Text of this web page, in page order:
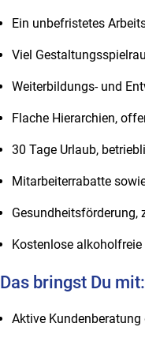
Ein unbefristetes
Viel
Weiterbildungs- und
Flache Hierarchien,
30 Tage Urlaub,
Mitarbeiterrabatte
Gesundheitsförderung,
Kostenlose alkoholfreie
Das bringst Du mit:
Aktive